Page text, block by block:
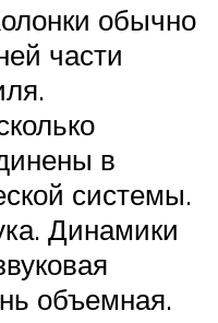
обычно
части
в
системы.
Динамики
объемная.